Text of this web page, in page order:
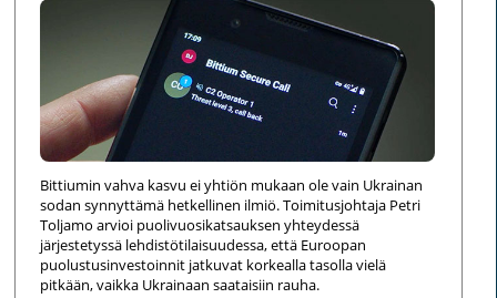
Bittiumin vahva kasvu ei yhtiön mukaan ole vain Ukrainan
sodan synnyttämä hetkellinen ilmiö. Toimitusjohtaja Petri
Toljamo arvioi puolivuosikatsauksen yhteydessä
järjestetyssä lehdistötilaisuudessa, että Euroopan
puolustusinvestoinnit jatkuvat korkealla tasolla vielä
pitkään, vaikka Ukrainaan saataisiin rauha.